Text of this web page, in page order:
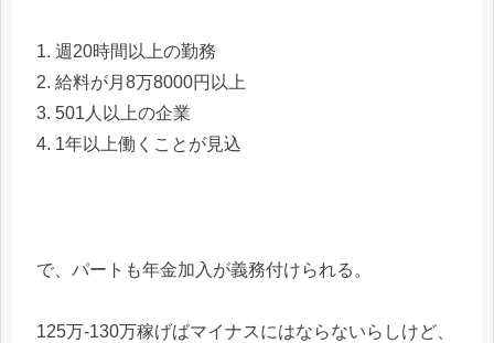
1. 週20時間以上の勤務
2. 給料が月8万8000円以上
3. 501人以上の企業
4. 1年以上働くことが見込
で、パートも年金加入が義務付けられる。
125万-130万稼げばマイナスにはならないらしけど、